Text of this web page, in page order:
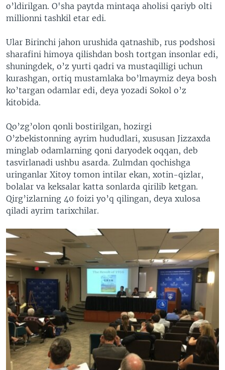
o’ldirilgan. O'sha paytda mintaqa aholisi qariyb olti
millionni tashkil etar edi.
Ular Birinchi jahon urushida qatnashib, rus podshosi
sharafini himoya qilishdan bosh tortgan insonlar edi,
shuningdek, o’z yurti qadri va mustaqilligi uchun
kurashgan, ortiq mustamlaka bo’lmaymiz deya bosh
ko’targan odamlar edi, deya yozadi Sokol o’z
kitobida.
Qo’zg’olon qonli bostirilgan, hozirgi
O’zbekistonning ayrim hududlari, xususan Jizzaxda
minglab odamlarning qoni daryodek oqqan, deb
tasvirlanadi ushbu asarda. Zulmdan qochishga
uringanlar Xitoy tomon intilar ekan, xotin-qizlar,
bolalar va keksalar katta sonlarda qirilib ketgan.
Qirg’izlarning 40 foizi yo’q qilingan, deya xulosa
qiladi ayrim tarixchilar.